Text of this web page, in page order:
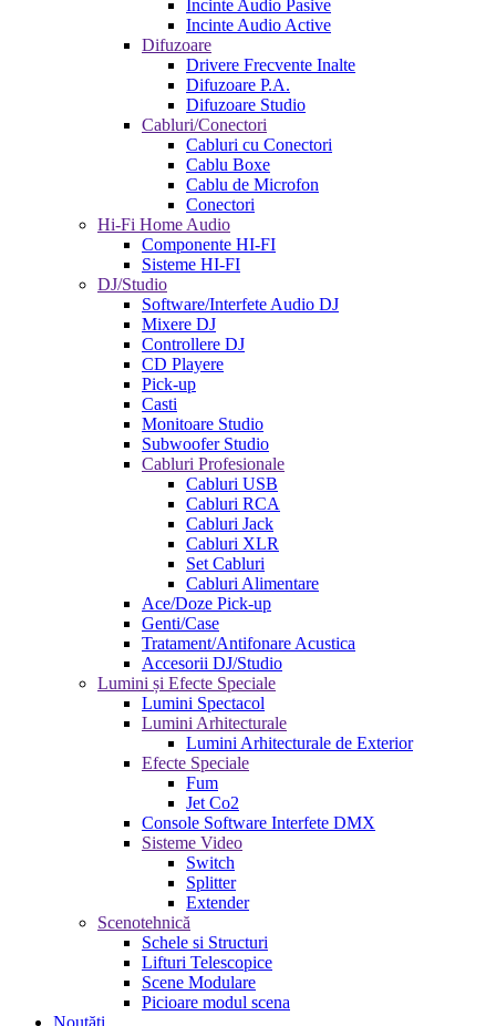
Incinte Audio Pasive
Incinte Audio Active
Difuzoare
Drivere Frecvente Inalte
Difuzoare P.A.
Difuzoare Studio
Cabluri/Conectori
Cabluri cu Conectori
Cablu Boxe
Cablu de Microfon
Conectori
Hi-Fi Home Audio
Componente HI-FI
Sisteme HI-FI
DJ/Studio
Software/Interfete Audio DJ
Mixere DJ
Controllere DJ
CD Playere
Pick-up
Casti
Monitoare Studio
Subwoofer Studio
Cabluri Profesionale
Cabluri USB
Cabluri RCA
Cabluri Jack
Cabluri XLR
Set Cabluri
Cabluri Alimentare
Ace/Doze Pick-up
Genti/Case
Tratament/Antifonare Acustica
Accesorii DJ/Studio
Lumini și Efecte Speciale
Lumini Spectacol
Lumini Arhitecturale
Lumini Arhitecturale de Exterior
Efecte Speciale
Fum
Jet Co2
Console Software Interfete DMX
Sisteme Video
Switch
Splitter
Extender
Scenotehnică
Schele si Structuri
Lifturi Telescopice
Scene Modulare
Picioare modul scena
Noutăţi